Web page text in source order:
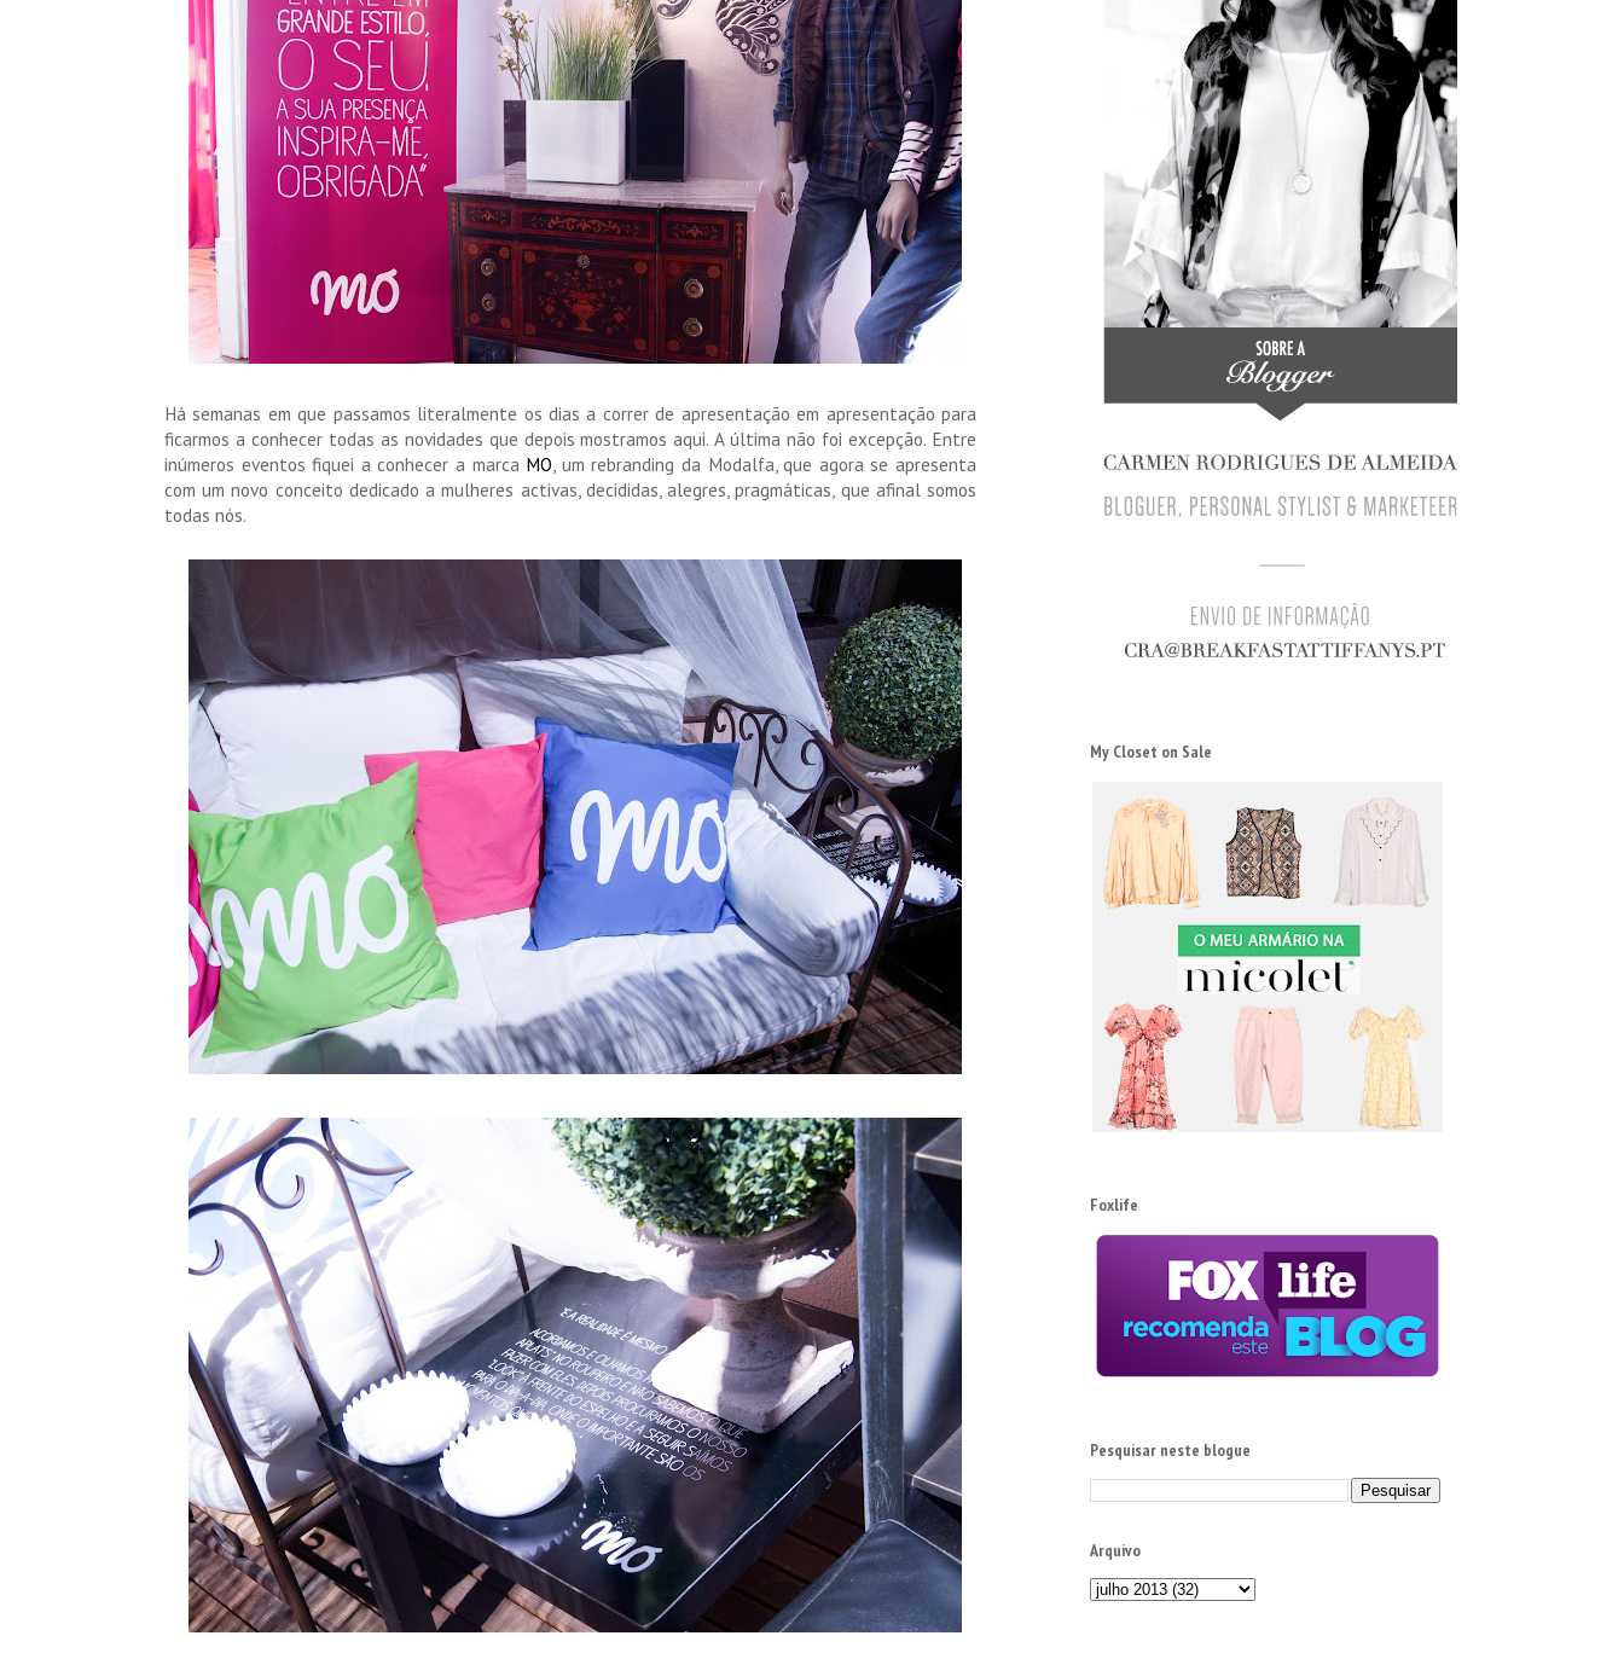
Há semanas em que passamos literalmente os dias a correr de apresentação em apresentação para
ficarmos a conhecer todas as novidades que depois mostramos aqui. A última não foi excepção. Entre
inúmeros eventos fiquei a conhecer a marca MO , um rebranding da Modalfa, que agora se apresenta
com um novo conceito dedicado a mulheres activas, decididas, alegres, pragmáticas, que afinal somos
todas nós.
My Closet on Sale
Foxlife
Pesquisar neste blogue
Arquivo